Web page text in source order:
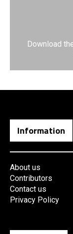
Download
Information
About us
Contributors
Contact us
Privacy Policy